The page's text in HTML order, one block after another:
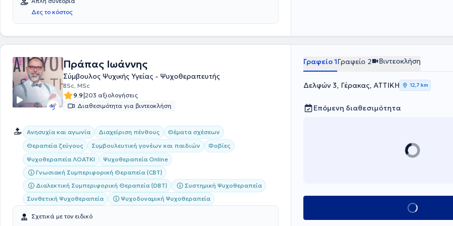
Δες το κόστος
Πράπας Ιωάννης
Σύμβουλος Ψυχικής Υγείας - Ψυχοθεραπευτής
BSc, MSc
9.9|203 αξιολογήσεις
Διαθεσιμότητα για βιντεοκλήση
Ανησυχία και αγωνία Διαχείριση πένθους
Θέματα σχέσεων
Θεραπεία ζεύγους
Συμβουλευτική γονέων και παιδιών
Φοβίες
Ψυχοθεραπεία ΛΟΑΤΚΙ
Ψυχοθεραπεία Online
Γνωσιακή Συμπεριφορική Θεραπεία (CBT)
Διαλεκτική Συμπεριφορική Θεραπεία (DBT)
Συστημική Ψυχοθεραπεία
Συνθετική Ψυχοθεραπεία
Ψυχοδυναμική Ψυχοθεραπεία
Σχετικά με τον ειδικό
Γραφείο 1Γραφείο 2 Βιντεοκλήση
Δελφών 3, Γέρακας, ΑΤΤΙΚΗ 12,7 km
Επόμενη διαθεσιμότητα
Κλείσε ραντεβού